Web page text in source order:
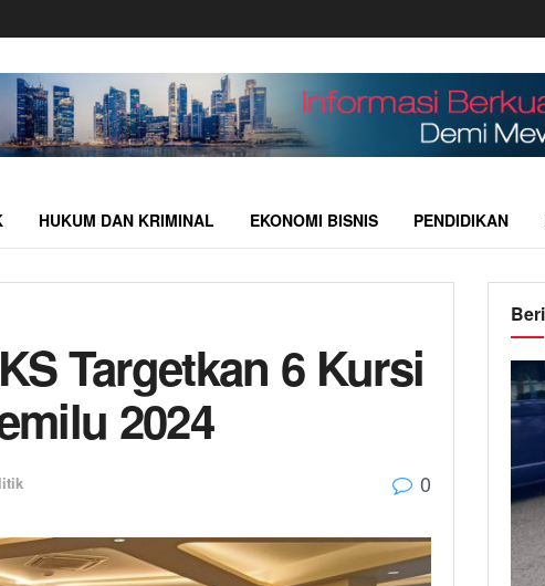
HUKUM DAN KRIMINAL EKONOMI BISNIS PENDIDIKAN
Targetkan 6 Kursi
2024
0